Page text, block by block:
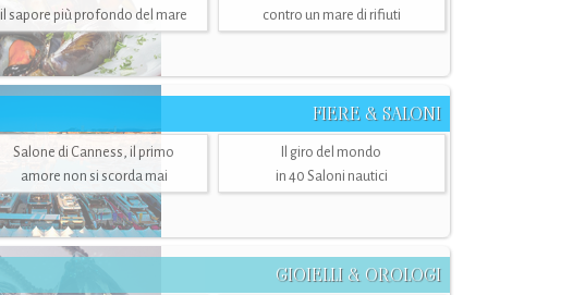
il sapore più profondo del mare
contro un mare di rifiuti
FIERE & SALONI
Salone di Canness, il primo
amore non si scorda mai
Il giro del mondo
in 40 Saloni nautici
GIOIELLI & OROLOGI